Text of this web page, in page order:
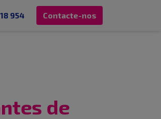
954 Contacte-nos
de